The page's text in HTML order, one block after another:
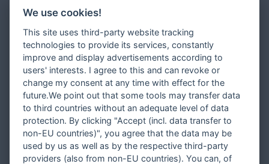
Versandinformationen
Partner werden
Designer werden
Über Tausendschön Karten
Blog
Ratgeber
Unsere Partner
We use cookies!
This site uses third-party website tracking
technologies to provide its services, constantly
improve and display advertisements according to
users' interests. I agree to this and can revoke or
change my consent at any time with effect for the
future.We point out that some tools may transfer data
to third countries without an adequate level of data
protection. By clicking "Accept (incl. data transfer to
non-EU countries)", you agree that the data may be
used by us as well as by the respective third-party
providers (also from non-EU countries). You can, of